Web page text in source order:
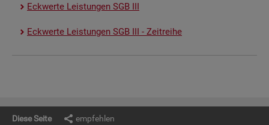
Eck­wer­te Leis­tun­gen SGB III
Eck­wer­te Leis­tun­gen SGB III - Zeit­rei­he
Diese Seite empfehlen